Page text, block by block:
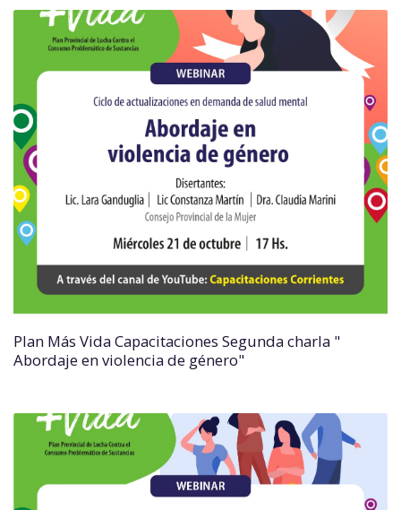
Plan Más Vida Capacitaciones Segunda charla "
Abordaje en violencia de género"